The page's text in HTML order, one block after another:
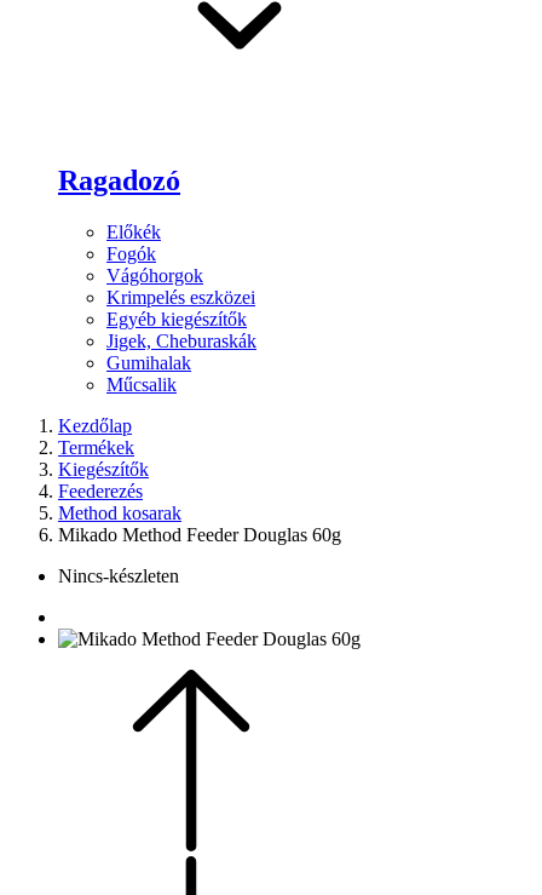
Ragadozó
Előkék
Fogók
Vágóhorgok
Krimpelés eszközei
Egyéb kiegészítők
Jigek, Cheburaskák
Gumihalak
Műcsalik
Kezdőlap
Termékek
Kiegészítők
Feederezés
Method kosarak
Mikado Method Feeder Douglas 60g
Nincs-készleten